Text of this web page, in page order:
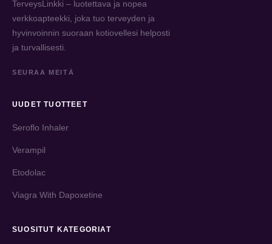
TerveysLinkki – luotettava ja nopea
verkkoapteekki, joka tuo terveyden ja
hyvinvoinnin suoraan kotiovellesi helposti
ja turvallisesti.
SEURAA MEITÄ
UUDET TUOTTEET
Seroflo Inhaler
Verampil
Etodolac
Viagra With Dapoxetine
SUOSITUT KATEGORIAT